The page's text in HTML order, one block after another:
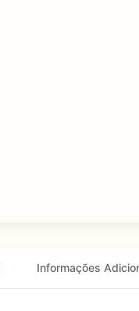
Informações